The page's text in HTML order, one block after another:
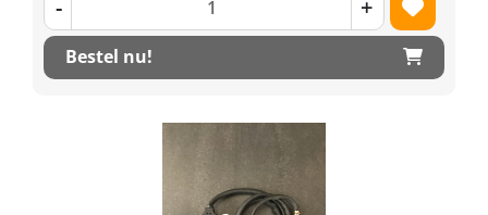
- +
Bestel nu!